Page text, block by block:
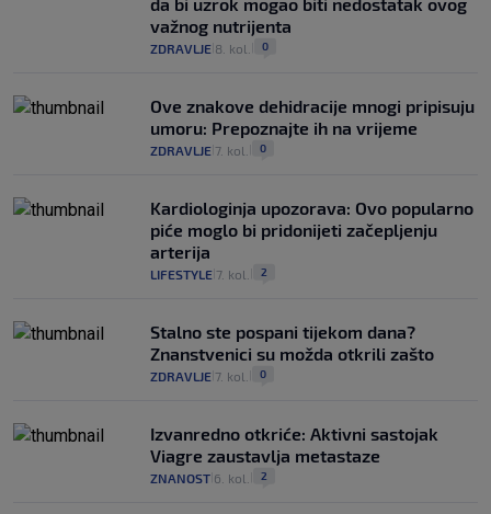
da bi uzrok mogao biti nedostatak ovog
važnog nutrijenta
ZDRAVLJE 8. kol. 0
Ove znakove dehidracije mnogi pripisuju
umoru: Prepoznajte ih na vrijeme
ZDRAVLJE 7. kol. 0
Kardiologinja upozorava: Ovo popularno
piće moglo bi pridonijeti začepljenju
arterija
LIFESTYLE 7. kol. 2
Stalno ste pospani tijekom dana?
Znanstvenici su možda otkrili zašto
ZDRAVLJE 7. kol. 0
Izvanredno otkriće: Aktivni sastojak
Viagre zaustavlja metastaze
ZNANOST 6. kol. 2